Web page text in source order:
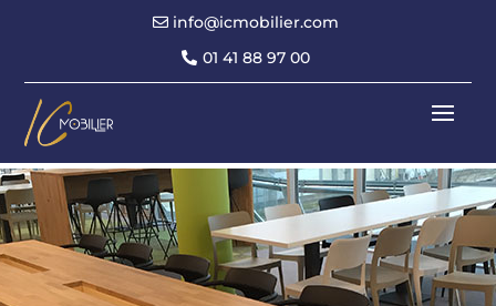
info@icmobilier.com
01 41 88 97 00